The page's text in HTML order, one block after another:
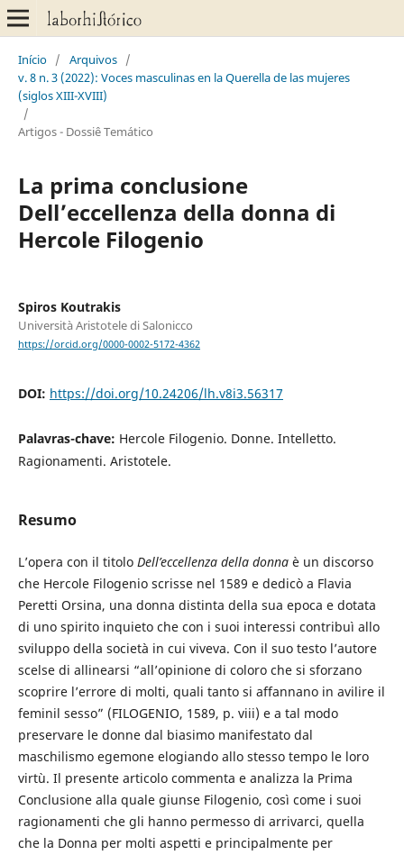
Início / Arquivos /
v. 8 n. 3 (2022): Voces masculinas en la Querella de las mujeres
(siglos XIII-XVIII)
/
Artigos - Dossiê Temático
La prima conclusione
Dell’eccellenza della donna di
Hercole Filogenio
Spiros Koutrakis
Università Aristotele di Salonicco
https://orcid.org/0000-0002-5172-4362
DOI: https://doi.org/10.24206/lh.v8i3.56317
Palavras-chave: Hercole Filogenio. Donne. Intelletto.
Ragionamenti. Aristotele.
Resumo
L’opera con il titolo Dell’eccellenza della donna è un discorso
che Hercole Filogenio scrisse nel 1589 e dedicò a Flavia
Peretti Orsina, una donna distinta della sua epoca e dotata
di uno spirito inquieto che con i suoi interessi contribuì allo
sviluppo della società in cui viveva. Con il suo testo l’autore
scelse di allinearsi “all’opinione di coloro che si sforzano
scoprire l’errore di molti, quali tanto si affannano in avilire il
feminil sesso” (FILOGENIO, 1589, p. viii) e a tal modo
preservare le donne dal biasimo manifestato dal
maschilismo egemone elogiando allo stesso tempo le loro
virtù. Il presente articolo commenta e analizza la Prima
Conclusione alla quale giunse Filogenio, così come i suoi
ragionamenti che gli hanno permesso di arrivarci, quella
che la Donna per molti aspetti e principalmente per